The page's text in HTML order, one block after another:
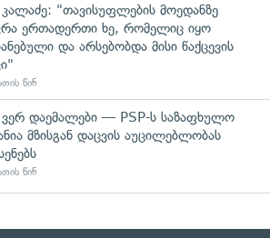
კალაძე: "თავისუფლების მოედანზე
ერთადერთი ხე, რომელიც იყო
და არსებობდა მისი წაქცევის
წინ
ვერ დაემალები — PSP-ს საზაფხულო
მზისგან დაცვის აუცილებლობას
წინ